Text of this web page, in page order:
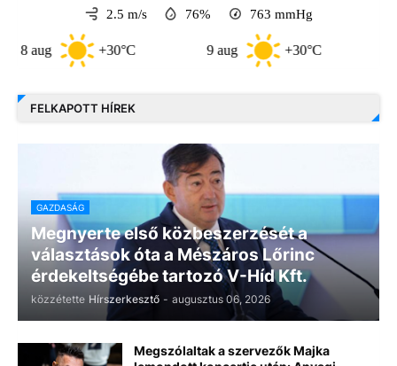
2.5 m/s 76% 763 mmHg
+30°C +30°C
FELKAPOTT HÍREK
GAZDASÁG
Megnyerte első közbeszerzését a
választások óta a Mészáros Lőrinc
érdekeltségébe tartozó V-Híd Kft.
közzétette Hírszerkesztő - augusztus 06, 2026
Megszólaltak a szervezők Majka